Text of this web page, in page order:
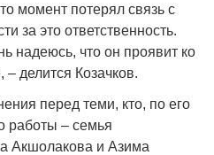
момент потерял связь с
за это ответственность.
надеюсь, что он проявит ко
– делится Козачков.
перед теми, кто, по его
работы – семья
Акшолакова и Азима